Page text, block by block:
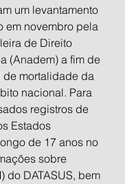
um levantamento
em novembro pela
de Direito
(Anadem) a fim de
mortalidade da
nacional. Para
registros de
Estados
de 17 anos no
sobre
do DATASUS, bem